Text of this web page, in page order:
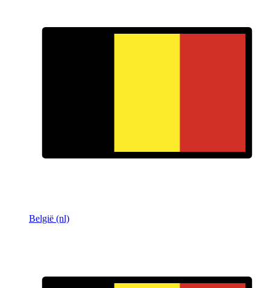
België (nl)